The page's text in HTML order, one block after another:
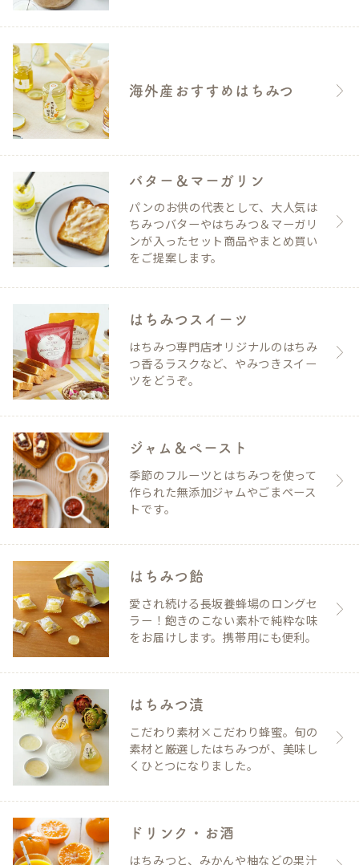
海外産おすすめはちみつ
バター＆マーガリン
パンのお供の代表として、大人気は
ちみつバターやはちみつ＆マーガリ
ンが入ったセット商品やまとめ買い
をご提案します。
はちみつスイーツ
はちみつ専門店オリジナルのはちみ
つ香るラスクなど、やみつきスイー
ツをどうぞ。
ジャム＆ペースト
季節のフルーツとはちみつを使って
作られた無添加ジャムやごまペース
トです。
はちみつ飴
愛され続ける長坂養蜂場のロングセ
ラー！飽きのこない素朴で純粋な味
をお届けします。携帯用にも便利。
はちみつ漬
こだわり素材×こだわり蜂蜜。旬の
素材と厳選したはちみつが、美味し
くひとつになりました。
ドリンク・お酒
はちみつと、みかんや柚などの果汁